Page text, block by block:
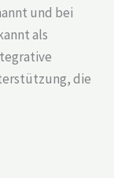
und bei
als
die